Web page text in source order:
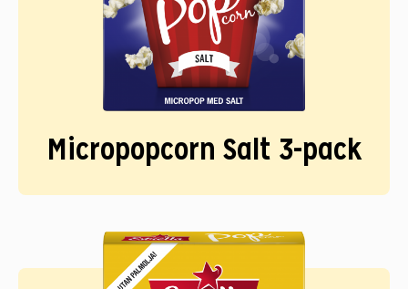
Micropopcorn Salt 3-pack